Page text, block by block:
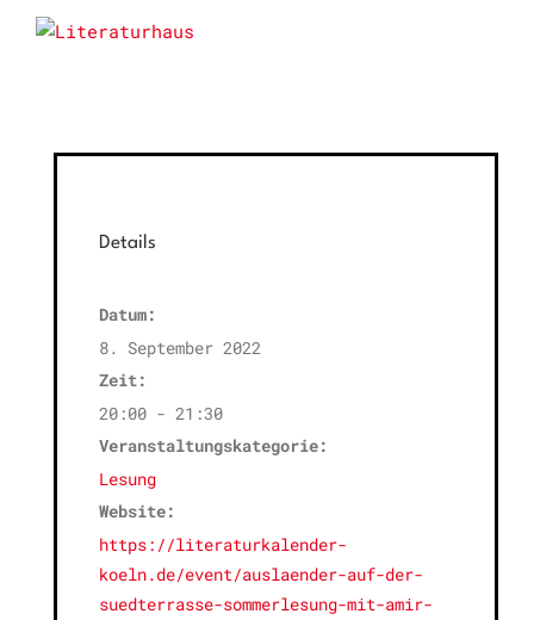
Details
Datum:
8. September 2022
Zeit:
20:00 - 21:30
Veranstaltungskategorie:
Lesung
Website:
https://literaturkalender-
koeln.de/event/auslaender-auf-der-
suedterrasse-sommerlesung-mit-amir-